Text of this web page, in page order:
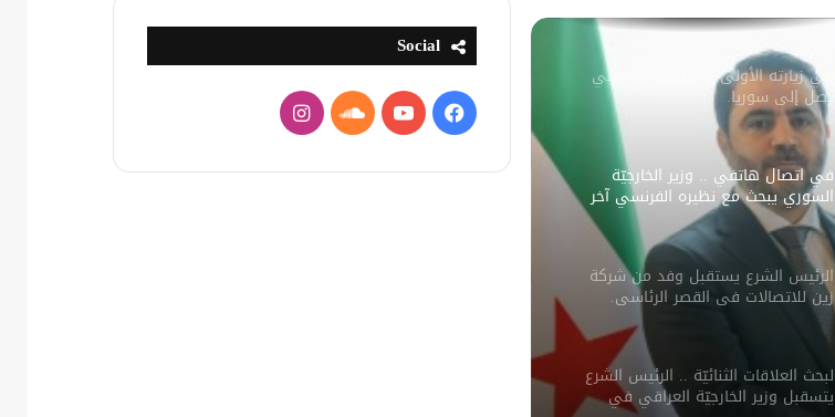
دمشق
في زيارته الأولى .. الرئيس الفرنسي
يصل إلى سوريا.
في اتصال هاتفي .. وزير الخارجيّة
السوري يبحث مع نظيره الفرنسي آخر
التطورات.
الرئيس الشرع يستقبل وفد من شركة
زين للاتصالات في القصر الرئاسي.
لبحث العلاقات الثنائيّة .. الرئيس الشرع
يتسقبل وزير الخارجيّة العراقي في
Social
فيسبوكيوتيوبساوندانستقرام